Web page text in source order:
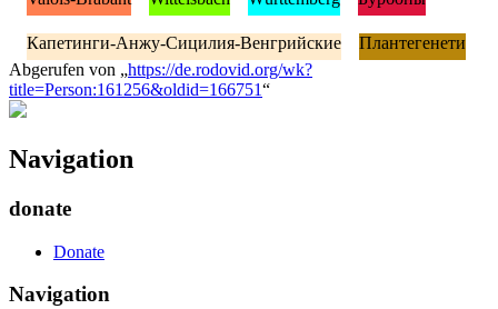
Капетинги-Анжу-Сицилия-Венгрийские
Плантегенети
Abgerufen von „https://de.rodovid.org/wk?
title=Person:161256&oldid=166751“
Navigation
donate
Donate
Navigation